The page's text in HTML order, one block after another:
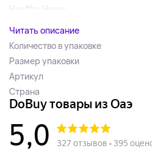
Healthy Home,...
Читать описание
Количество в упаковке
Размер упаковки
Артикул
Страна